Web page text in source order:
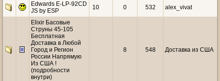
Edwards E-LP-92CD
JS by ESP
10 0 532 alex_vivat
Elixir Басовые
Струны 45-105
Бесплатная
Доставка в Любой
Город и Регион
России Напрямую
Из США !
(подробности
внутри)
8 548 Доставка из США